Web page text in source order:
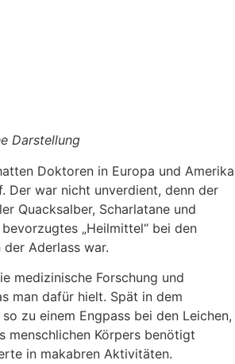
Darstellung
Doktoren in Europa und Amerika
Der war nicht unverdient, denn der
Quacksalber, Scharlatane und
„Heilmittel“ bei den
Aderlass war.
medizinische Forschung und
man dafür hielt. Spät in dem
zu einem Engpass bei den Leichen,
menschlichen Körpers benötigt
in makabren Aktivitäten.